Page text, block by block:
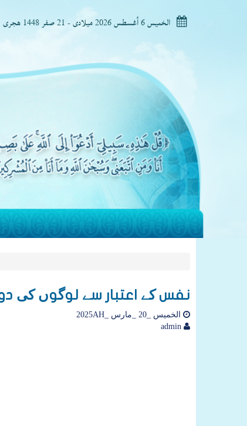
الخميس 6 أغسطس 2026 ميلادى - 21 صفر 1448 هجرى
نفس کے اعتبار سے لوگوں کی
الخميس _20 _مارس _2025AH